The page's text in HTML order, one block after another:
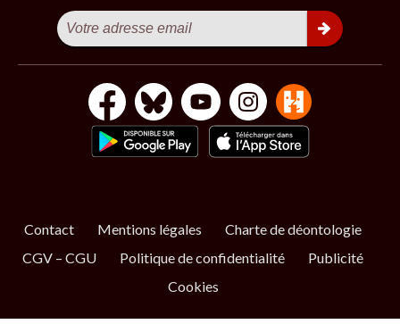
Contact Mentions légales
Charte de déontologie
CGV – CGU
Politique de confidentialité
Publicité
Cookies